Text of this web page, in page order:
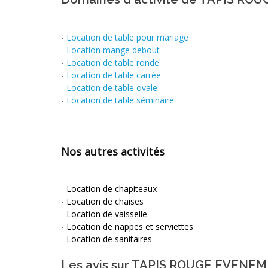
- Location de table pour mariage
- Location mange debout
- Location de table ronde
- Location de table carrée
- Location de table ovale
- Location de table séminaire
Nos autres activités
- Location de chapiteaux
- Location de chaises
- Location de vaisselle
- Location de nappes et serviettes
- Location de sanitaires
Les avis sur TAPIS ROUGE